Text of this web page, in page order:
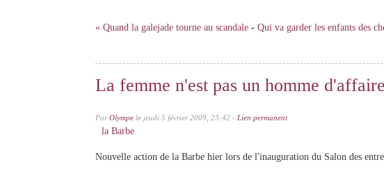
« Quand la galejade tourne au scandale - Qui va garder les enfants des
La femme n'est pas un homme d'affaire
ParOlympe le jeudi 5 février 2009, 23:42 - Lien permanent
la Barbe
Nouvelle action de la Barbe hier lors de l'inauguration du Salon des